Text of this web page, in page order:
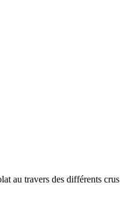
au travers des différents